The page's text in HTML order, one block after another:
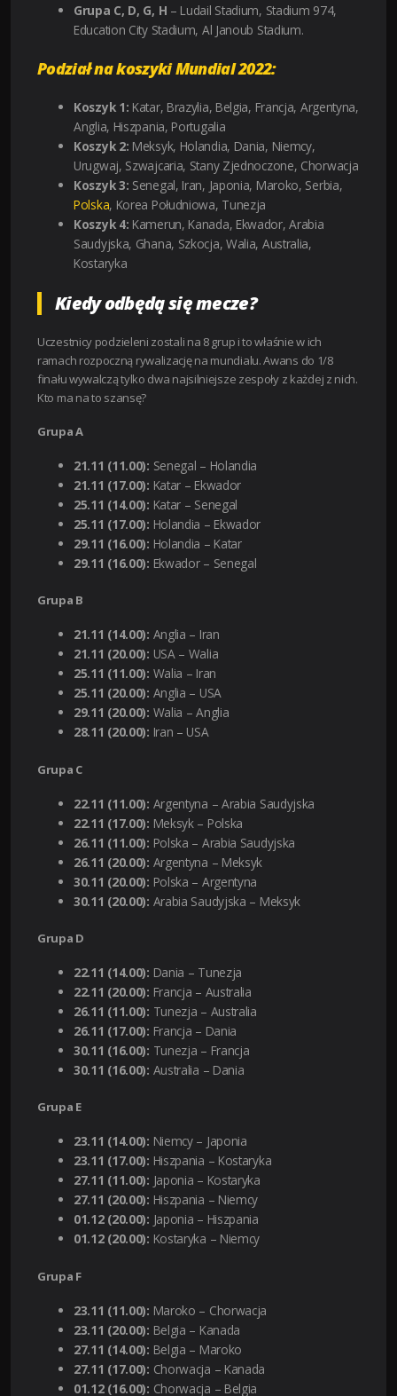
Grupa C, D, G, H – Ludail Stadium, Stadium 974,
Education City Stadium, Al Janoub Stadium.
Podział na koszyki Mundial 2022:
Koszyk 1: Katar, Brazylia, Belgia, Francja, Argentyna,
Anglia, Hiszpania, Portugalia
Koszyk 2: Meksyk, Holandia, Dania, Niemcy,
Urugwaj, Szwajcaria, Stany Zjednoczone, Chorwacja
Koszyk 3: Senegal, Iran, Japonia, Maroko, Serbia,
Polska, Korea Południowa, Tunezja
Koszyk 4: Kamerun, Kanada, Ekwador, Arabia
Saudyjska, Ghana, Szkocja, Walia, Australia,
Kostaryka
Kiedy odbędą się mecze?
Uczestnicy podzieleni zostali na 8 grup i to właśnie w ich
ramach rozpoczną rywalizację na mundialu. Awans do 1/8
finału wywalczą tylko dwa najsilniejsze zespoły z każdej z nich.
Kto ma na to szansę?
Grupa A
21.11 (11.00): Senegal – Holandia
21.11 (17.00): Katar – Ekwador
25.11 (14.00): Katar – Senegal
25.11 (17.00): Holandia – Ekwador
29.11 (16.00): Holandia – Katar
29.11 (16.00): Ekwador – Senegal
Grupa B
21.11 (14.00): Anglia – Iran
21.11 (20.00): USA – Walia
25.11 (11.00): Walia – Iran
25.11 (20.00): Anglia – USA
29.11 (20.00): Walia – Anglia
28.11 (20.00): Iran – USA
Grupa C
22.11 (11.00): Argentyna – Arabia Saudyjska
22.11 (17.00): Meksyk – Polska
26.11 (11.00): Polska – Arabia Saudyjska
26.11 (20.00): Argentyna – Meksyk
30.11 (20.00): Polska – Argentyna
30.11 (20.00): Arabia Saudyjska – Meksyk
Grupa D
22.11 (14.00): Dania – Tunezja
22.11 (20.00): Francja – Australia
26.11 (11.00): Tunezja – Australia
26.11 (17.00): Francja – Dania
30.11 (16.00): Tunezja – Francja
30.11 (16.00): Australia – Dania
Grupa E
23.11 (14.00): Niemcy – Japonia
23.11 (17.00): Hiszpania – Kostaryka
27.11 (11.00): Japonia – Kostaryka
27.11 (20.00): Hiszpania – Niemcy
01.12 (20.00): Japonia – Hiszpania
01.12 (20.00): Kostaryka – Niemcy
Grupa F
23.11 (11.00): Maroko – Chorwacja
23.11 (20.00): Belgia – Kanada
27.11 (14.00): Belgia – Maroko
27.11 (17.00): Chorwacja – Kanada
01.12 (16.00): Chorwacja – Belgia